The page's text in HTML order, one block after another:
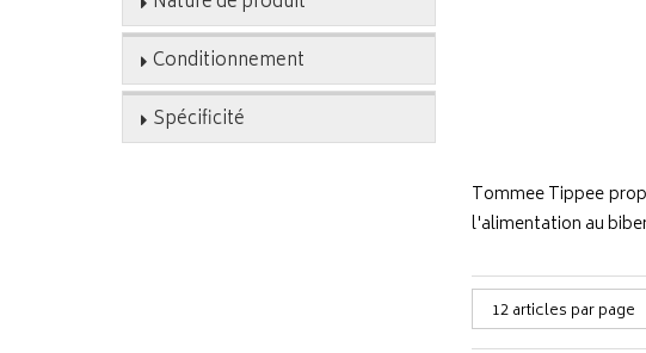
Conditionnement
Spécificité
Tommee Tippee
l'alimentation au